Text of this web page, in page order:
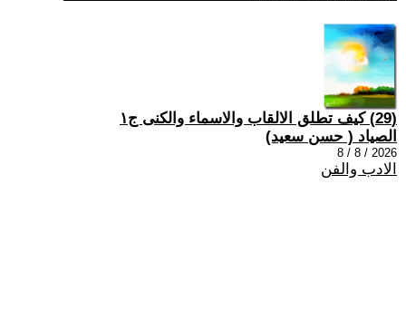
(29) كيف تطلق الالقاب والاسماء والكنى ج١
الصياد ‏( حسن سعيد‏)
2026 / 8 / 8
الادب والفن